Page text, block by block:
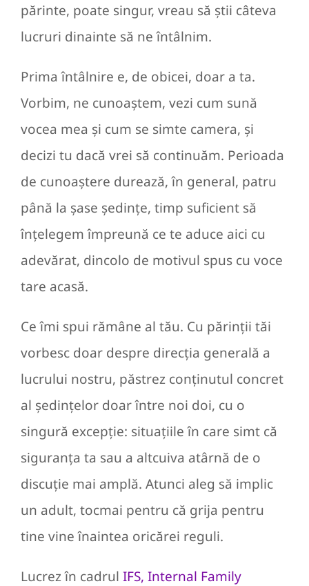
părinte, poate singur, vreau să știi câteva
lucruri dinainte să ne întâlnim.
Prima întâlnire e, de obicei, doar a ta.
Vorbim, ne cunoaștem, vezi cum sună
vocea mea și cum se simte camera, și
decizi tu dacă vrei să continuăm. Perioada
de cunoaștere durează, în general, patru
până la șase ședințe, timp suficient să
înțelegem împreună ce te aduce aici cu
adevărat, dincolo de motivul spus cu voce
tare acasă.
Ce îmi spui rămâne al tău. Cu părinții tăi
vorbesc doar despre direcția generală a
lucrului nostru, păstrez conținutul concret
al ședințelor doar între noi doi, cu o
singură excepție: situațiile în care simt că
siguranța ta sau a altcuiva atârnă de o
discuție mai amplă. Atunci aleg să implic
un adult, tocmai pentru că grija pentru
tine vine înaintea oricărei reguli.
Lucrez în cadrul IFS, Internal Family